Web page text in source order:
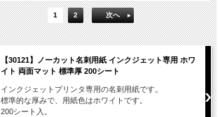
1 2 次へ
【30121】ノーカット名刺用紙 インクジェット専用 ホワ
イト 両面マット 標準厚 200シート
インクジェットプリンタ専用の名刺用紙です。
標準的な厚みで、用紙色はホワイトです。
200シート入。